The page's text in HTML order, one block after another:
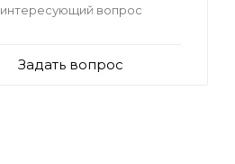
интересующий вопрос
Задать вопрос